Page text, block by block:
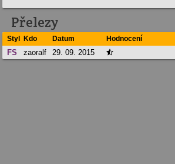
Přelezy
Styl Kdo Datum Hodnocení
FS zaoralf 29. 09. 2015 